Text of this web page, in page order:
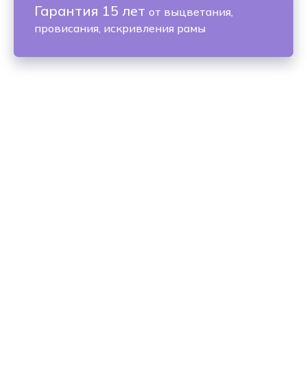
Гарантия 15 лет от выцветания,
провисания, искривления рамы